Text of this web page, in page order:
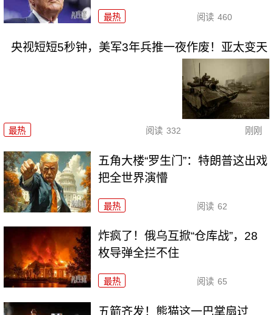
最热 阅读 460
央视短短5秒钟，美军3年兵推一夜作废！亚太变天
最热 阅读 332 刚刚
五角大楼“罗生门”：特朗普这出戏
把全世界演懵
最热 阅读 62
炸疯了！俄乌互掀“仓库战”，28
枚导弹全拦不住
最热 阅读 65
五箭齐发！熊猫这一巴掌扇过